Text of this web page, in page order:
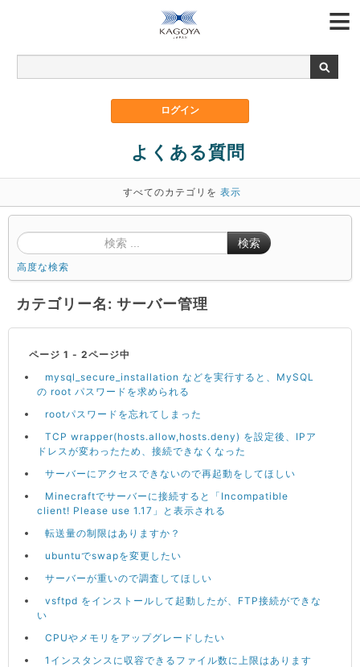
よくある質問
すべてのカテゴリを 表示
検索
高度な検索
カテゴリー名: サーバー管理
ページ 1 - 2ページ中
mysql_secure_installation などを実行すると、MySQL
の root パスワードを求められる
rootパスワードを忘れてしまった
TCP wrapper(hosts.allow,hosts.deny) を設定後、IPア
ドレスが変わったため、接続できなくなった
サーバーにアクセスできないので再起動をしてほしい
Minecraftでサーバーに接続すると「Incompatible
client! Please use 1.17」と表示される
転送量の制限はありますか？
ubuntuでswapを変更したい
サーバーが重いので調査してほしい
vsftpd をインストールして起動したが、FTP接続ができな
い
CPUやメモリをアップグレードしたい
1インスタンスに収容できるファイル数に上限はあります